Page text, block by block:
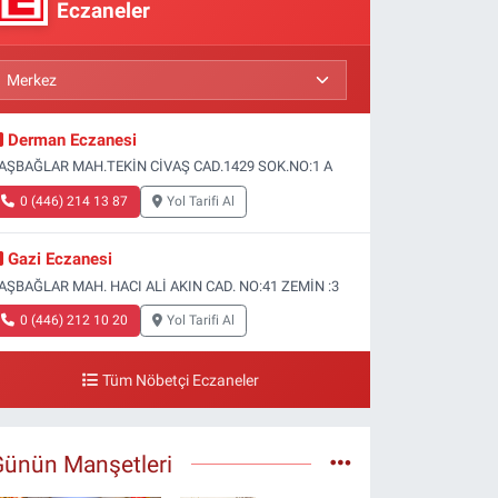
Eczaneler
Derman Eczanesi
MAH.TEKİN CİVAŞ CAD.1429 SOK.NO:1 A
0 (446) 214 13 87 Yol Tarifi Al
Gazi Eczanesi
MAH. HACI ALİ AKIN CAD. NO:41 ZEMİN :3
0 (446) 212 10 20 Yol Tarifi Al
Tüm Nöbetçi Eczaneler
Manşetleri